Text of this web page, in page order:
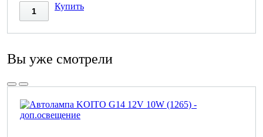
Купить
Вы уже смотрели